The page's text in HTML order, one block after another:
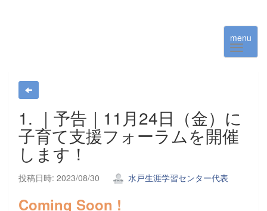
menu
1. ｜予告｜11月24日（金）に
子育て支援フォーラムを開催
します！
投稿日時: 2023/08/30 水戸生涯学習センター代表
Coming Soon !